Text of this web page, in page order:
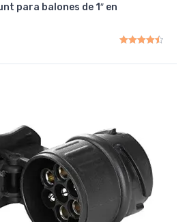
para balones de 1″ en